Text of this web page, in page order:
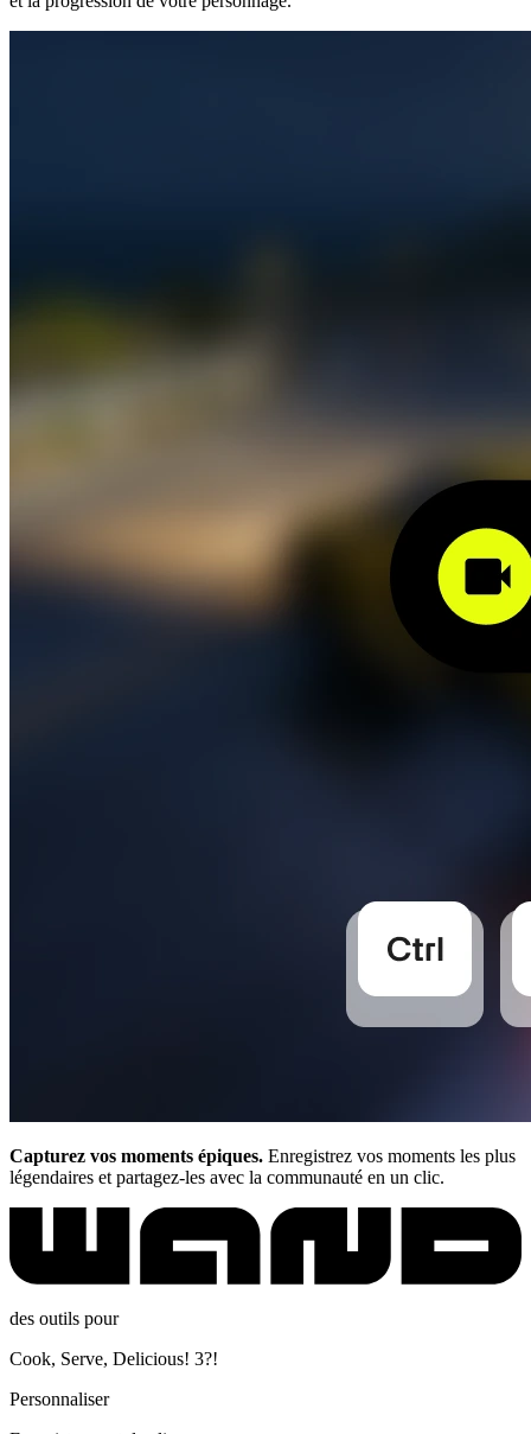
Capturez vos moments épiques. Enregistrez vos moments les plus
légendaires et partagez-les avec la communauté en un clic.
des outils pour
Cook, Serve, Delicious! 3?!
Personnaliser